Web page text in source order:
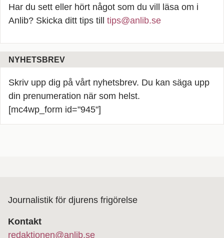
Har du sett eller hört något som du vill läsa om i
Anlib? Skicka ditt tips till tips@anlib.se
NYHETSBREV
Skriv upp dig på vårt nyhetsbrev. Du kan säga upp
din prenumeration när som helst.
[mc4wp_form id="945"]
Journalistik för djurens frigörelse
Kontakt
redaktionen@anlib.se